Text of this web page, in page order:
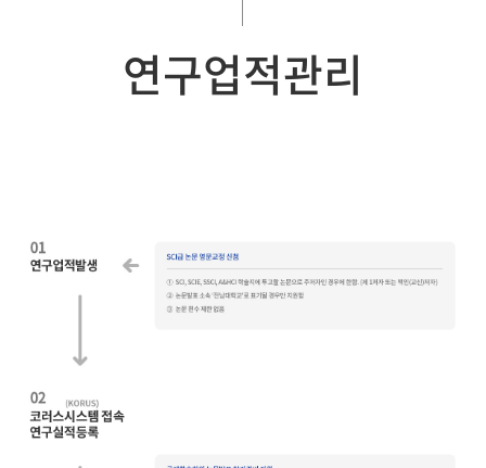
연구업적관리